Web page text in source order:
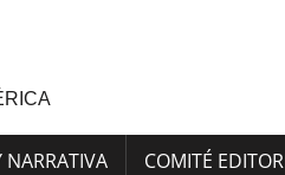
NARRATIVA COMITÉ